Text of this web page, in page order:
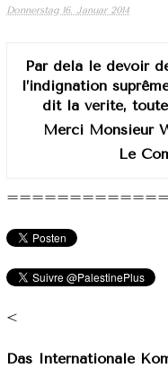
Donnerstag 16. Januar 2014
Par delà le devoir
l’indignation
dit la vérité,
Merci Monsieur
Le
<
Das Internationale